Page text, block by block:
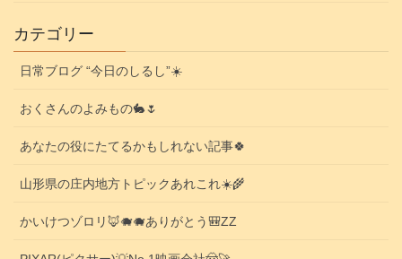
カテゴリー
日常ブログ “今日のしるし”☀️
おくさんのよみもの🐇🌷
あなたの役にたてるかもしれない記事🍀
山形県の庄内地方トピックあれこれ☀️🌾
かいけつゾロリ🦊🐗🐗ありがとう🎒ZZ